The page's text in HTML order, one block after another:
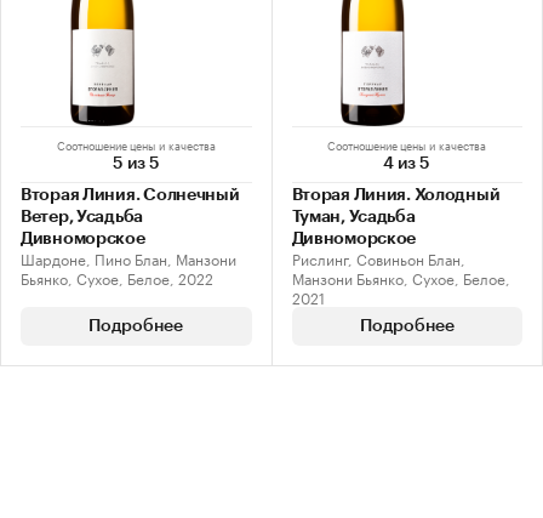
Соотношение цены и качества
5 из 5
Вторая Линия. Cолнечный
Ветер, Усадьба
Дивноморское
Шардоне, Пино Блан, Манзони
Бьянко, Сухое, Белое, 2022
Подробнее
Соотношение цены и качества
4 из 5
Вторая Линия. Холодный
Туман, Усадьба
Дивноморское
Рислинг, Совиньон Блан,
Манзони Бьянко, Сухое, Белое,
2021
Подробнее